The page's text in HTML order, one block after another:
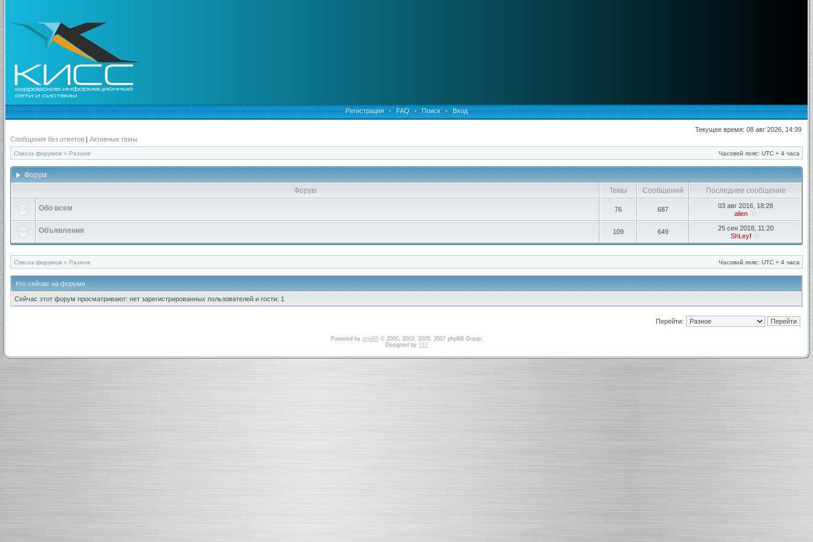
Регистрация • FAQ • Поиск • Вход
Текущее время: 08 авг 2026, 14:39
Сообщения без ответов | Активные темы
Список форумов » Разное Часовой пояс: UTC + 4 часа
Форум
Форум
Темы Сообщений Последнее сообщение
Обо всем 76 687
03 авг 2016, 18:28
alien
Объявления 109 649
25 сен 2018, 11:20
ShLeyf
Список форумов » Разное Часовой пояс: UTC + 4 часа
Кто сейчас на форуме
Сейчас этот форум просматривают: нет зарегистрированных пользователей и гости: 1
Перейти:
Powered by phpBB© 2000, 2002, 2005, 2007 phpBB Group.
Designed by 747